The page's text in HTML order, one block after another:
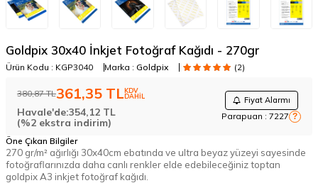
Goldpix 30x40 İnkjet Fotoğraf Kağıdı - 270gr
Ürün Kodu : KGP3040 Marka : Goldpix (2)
380,87TL361,35 TLKDV
DAHİL Fiyat Alarmı
Parapuan : 7227 ?
Havale'de:354,12 TL
(%2 ekstra indirim)
Öne Çıkan Bilgiler
270 gr/m² ağırlığı 30x40cm ebatında ve ultra beyaz yüzeyi sayesinde
fotoğraflarınızda daha canlı renkler elde edebileceğiniz toptan
goldpix A3 inkjet fotoğraf kağıdı.